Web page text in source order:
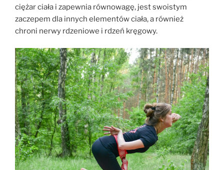
ciężar ciała i zapewnia równowagę, jest swoistym
zaczepem dla innych elementów ciała, a również
chroni nerwy rdzeniowe i rdzeń kręgowy.